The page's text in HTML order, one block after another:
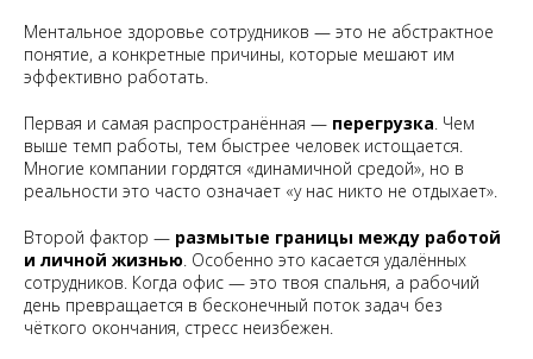
Ментальное здоровье сотрудников — это не абстрактное
понятие, а конкретные причины, которые мешают им
эффективно работать.
Первая и самая распространённая — перегрузка. Чем
выше темп работы, тем быстрее человек истощается.
Многие компании гордятся «динамичной средой», но в
реальности это часто означает «у нас никто не отдыхает».
Второй фактор — размытые границы между работой
и личной жизнью. Особенно это касается удалённых
сотрудников. Когда офис — это твоя спальня, а рабочий
день превращается в бесконечный поток задач без
чёткого окончания, стресс неизбежен.